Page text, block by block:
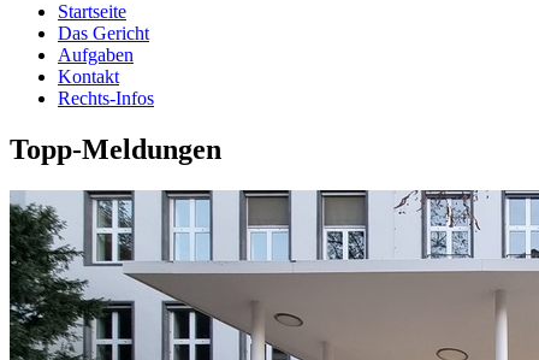
Startseite
Das Gericht
Aufgaben
Kontakt
Rechts-Infos
Topp-Meldungen